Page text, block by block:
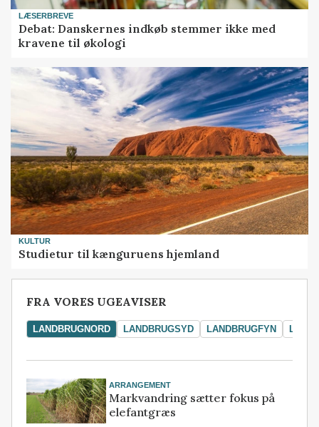
LÆSERBREVE
Debat: Danskernes indkøb stemmer ikke med
kravene til økologi
KULTUR
Studietur til kænguruens hjemland
FRA VORES UGEAVISER
LANDBRUGNORD LANDBRUGSYD LANDBRUGFYN
ARRANGEMENT
Markvandring sætter fokus på
elefantgræs